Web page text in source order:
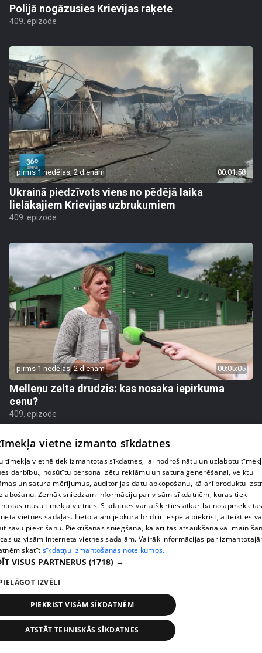
Polijā nogāzusies Krievijas raķete
409. epizode
pirms 1 nedēļas, 2 dienām 00:01:58
Ukrainā piedzīvots viens no pēdējā laika
lielākajiem Krievijas uzbrukumiem
409. epizode
pirms 1 nedēļas, 2 dienām 00:05:05
Melleņu zelta drudzis: kas nosaka iepirkuma
cenu?
409. epizode
pirms 1 nedēļas, 2 dienām
Ogas un sēnes šogad dārgākas, bet uzpirkšanas
punktos to krietni mazāk
409. epizode
vietne izmanto sīkdatnes
tīmekļa vietnē tiek izmantotas sīkdatnes, lai nodrošinātu un uzlabotu
darbību., nosūtītu personalizētu reklāmu un satura ģenerēšanai, veiktu
un satura mērījumus, auditorijas datu apkopošanu, kā arī produktu
Zemāk sniedzam informāciju par visām sīkdatnēm, kuras tiek
mūsu tīmekļa vietnēs. Sīkdatnes var atšķirties atkarībā no
vietnes sadaļas. Lietotājam jebkurā brīdī ir iespēja piekrist, atteikties
savu piekrišanu. Piekrišanas sniegšana, kā arī tās atsaukšana vai
uz visām interneta vietnes sadaļām. Vairāk informācijas par
skatīt sīkdatņu izmantošanas noteikumos.
VISUS PARTNERUS (1718) →
IZVĒLI
PIEKRIST VISĀM SĪKDATNĒM
ATSTĀT TEHNISKĀS SĪKDATNES